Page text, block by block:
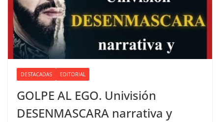
DESTACADAS EDITORIAL
GOLPE AL EGO. Univisión
DESENMASCARA narrativa y